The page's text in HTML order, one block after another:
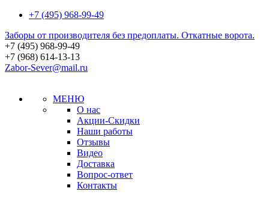
+7 (495) 968-99-49
Заборы от производителя без предоплаты. Откатные ворота.
+7 (495) 968-99-49
+7 (968) 614-13-13
Zabor-Sever@mail.ru
МЕНЮ
О нас
Акции-Скидки
Наши работы
Отзывы
Видео
Доставка
Вопрос-ответ
Контакты